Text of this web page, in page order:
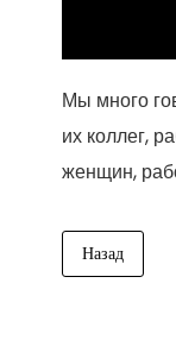
Мы много
их коллег,
женщин,
Назад